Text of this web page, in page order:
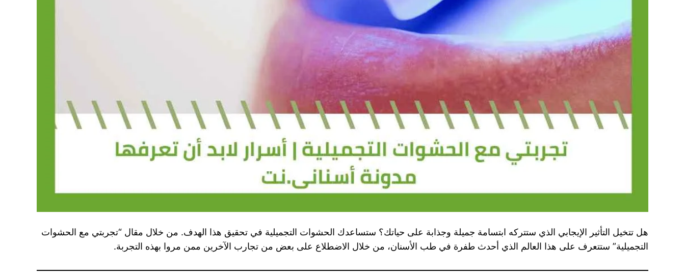
هل تتخيل التأثير الإيجابي الذي ستتركه ابتسامة جميلة وجذابة على حياتك؟ ستساعدك الحشوات التجميلية في تحقيق هذا الهدف. من خلال مقال “تجربتي مع الحشوات
التجميلية” ستتعرف على هذا العالم الذي أحدث طفرة في طب الأسنان، من خلال الاضطلاع على بعض من تجارب الآخرين ممن مروا بهذه التجربة.